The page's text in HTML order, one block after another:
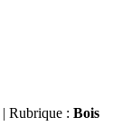
| Rubrique : Bois